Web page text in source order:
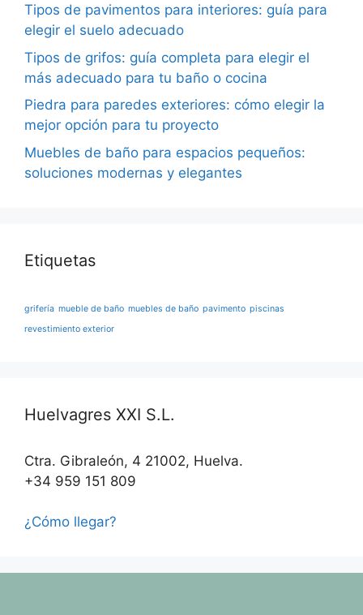
Tipos de pavimentos para interiores: guía para
elegir el suelo adecuado
Tipos de grifos: guía completa para elegir el
más adecuado para tu baño o cocina
Piedra para paredes exteriores: cómo elegir la
mejor opción para tu proyecto
Muebles de baño para espacios pequeños:
soluciones modernas y elegantes
Etiquetas
grifería mueble de baño muebles de baño pavimento piscinas
revestimiento exterior
Huelvagres XXI S.L.
Ctra. Gibraleón, 4 21002, Huelva.
+34 959 151 809
¿Cómo llegar?